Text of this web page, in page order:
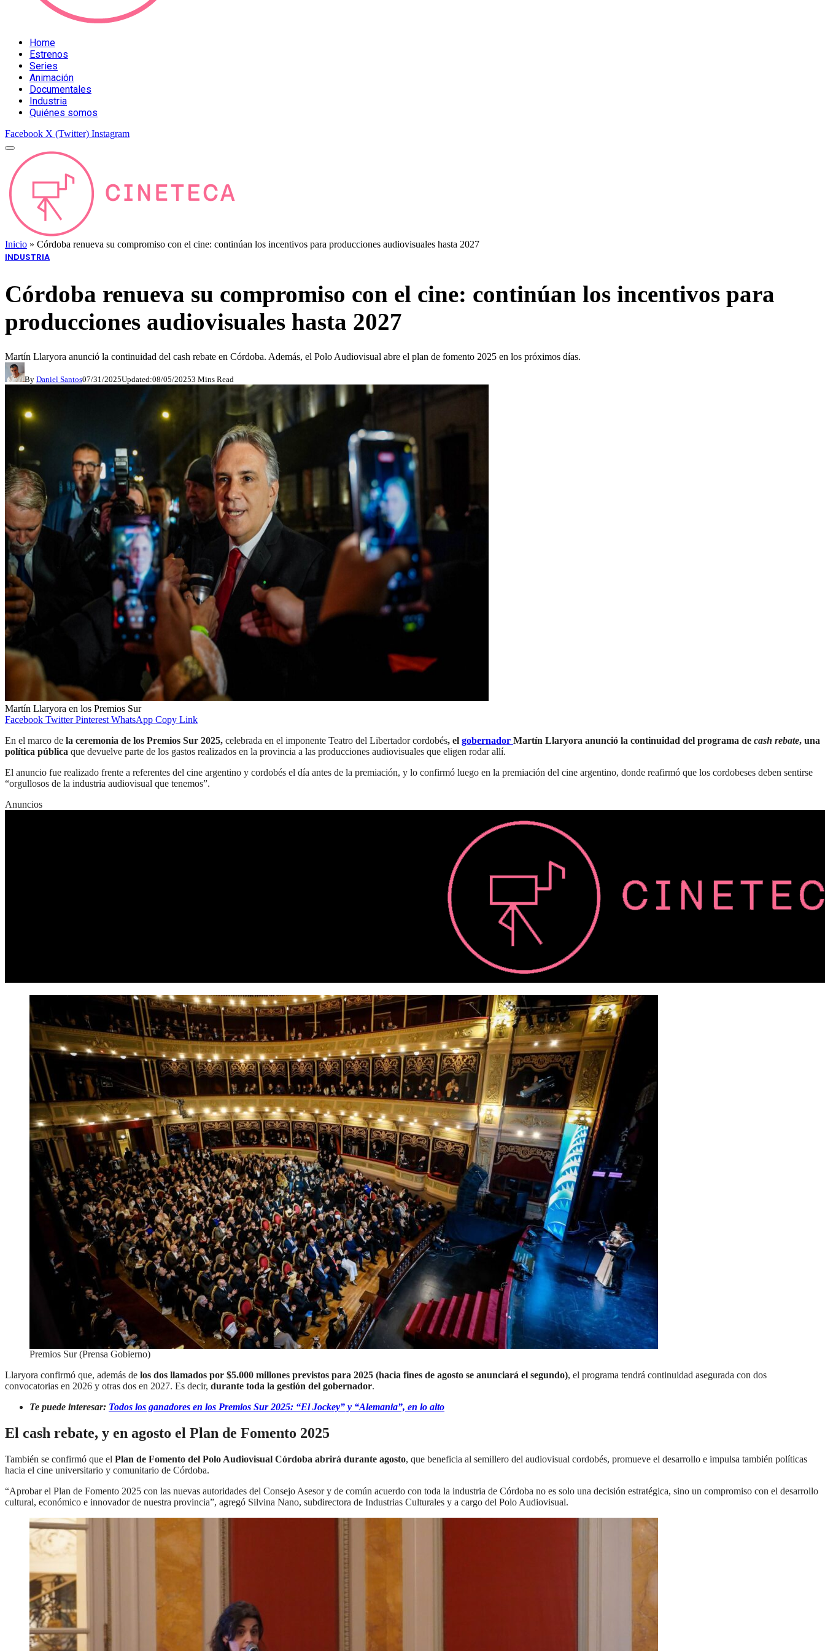
Home
Estrenos
Series
Animación
Documentales
Industria
Quiénes somos
Facebook X (Twitter) Instagram
Inicio » Córdoba renueva su compromiso con el cine: continúan los incentivos para producciones audiovisuales hasta 2027
INDUSTRIA
Córdoba renueva su compromiso con el cine: continúan los incentivos para
producciones audiovisuales hasta 2027
Martín Llaryora anunció la continuidad del cash rebate en Córdoba. Además, el Polo Audiovisual abre el plan de fomento 2025 en los próximos días.
By Daniel Santos07/31/2025Updated:08/05/20253 Mins Read
Martín Llaryora en los Premios Sur
Facebook Twitter Pinterest WhatsApp Copy Link
En el marco de la ceremonia de los Premios Sur 2025, celebrada en el imponente Teatro del Libertador cordobés, el gobernador Martín Llaryora anunció la continuidad del programa de cash rebate, una
política pública que devuelve parte de los gastos realizados en la provincia a las producciones audiovisuales que eligen rodar allí.
El anuncio fue realizado frente a referentes del cine argentino y cordobés el día antes de la premiación, y lo confirmó luego en la premiación del cine argentino, donde reafirmó que los cordobeses deben sentirse
“orgullosos de la industria audiovisual que tenemos”.
Anuncios
Premios Sur (Prensa Gobierno)
Llaryora confirmó que, además de los dos llamados por $5.000 millones previstos para 2025 (hacia fines de agosto se anunciará el segundo), el programa tendrá continuidad asegurada con dos
convocatorias en 2026 y otras dos en 2027. Es decir, durante toda la gestión del gobernador.
Te puede interesar: Todos los ganadores en los Premios Sur 2025: “El Jockey” y “Alemania”, en lo alto
El cash rebate, y en agosto el Plan de Fomento 2025
También se confirmó que el Plan de Fomento del Polo Audiovisual Córdoba abrirá durante agosto, que beneficia al semillero del audiovisual cordobés, promueve el desarrollo e impulsa también políticas
hacia el cine universitario y comunitario de Córdoba.
“Aprobar el Plan de Fomento 2025 con las nuevas autoridades del Consejo Asesor y de común acuerdo con toda la industria de Córdoba no es solo una decisión estratégica, sino un compromiso con el desarrollo
cultural, económico e innovador de nuestra provincia”, agregó Silvina Nano, subdirectora de Industrias Culturales y a cargo del Polo Audiovisual.